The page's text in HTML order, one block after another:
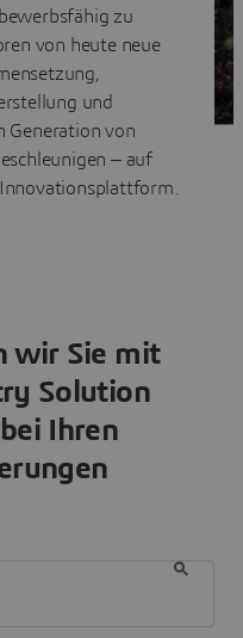
zu
von heute neue
und
Generation von
‒ auf
wir Sie mit
Solution
Ihren